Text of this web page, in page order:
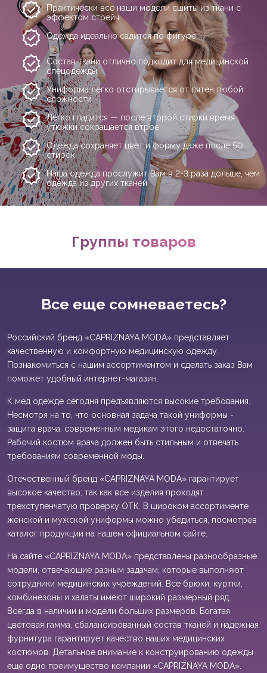
Практически все наши модели сшиты из ткани с
эффектом стрейч
Одежда идеально садится по фигуре
Состав ткани отлично подходит для медицинской
спецодежды
Униформа легко отстирывается от пятен любой
сложности
Легко гладится — после второй стирки время
утюжки сокращается втрое
Одежда сохраняет цвет и форму даже после 50
стирок
Наша одежда прослужит Вам в 2-3 раза дольше, чем
одежда из других тканей
Группы товаров
Все еще сомневаетесь?
Российский бренд «CAPRIZNAYA MODA» представляет
качественную и комфортную медицинскую одежду.
Познакомиться с нашим ассортиментом и сделать заказ Вам
поможет удобный интернет-магазин.
К мед одежде сегодня предъявляются высокие требования.
Несмотря на то, что основная задача такой униформы -
защита врача, современным медикам этого недостаточно.
Рабочий костюм врача должен быть стильным и отвечать
требованиям современной моды.
Отечественный бренд «CAPRIZNAYA MODA» гарантирует
высокое качество, так как все изделия проходят
трехступенчатую проверку ОТК. В широком ассортименте
женской и мужской униформы можно убедиться, посмотрев
каталог продукции на нашем официальном сайте.
На сайте «CAPRIZNAYA MODA» представлены разнообразные
модели, отвечающие разным задачам, которые выполняют
сотрудники медицинских учреждений. Все брюки, куртки,
комбинезоны и халаты имеют широкий размерный ряд.
Всегда в наличии и модели больших размеров. Богатая
цветовая гамма, сбалансированный состав тканей и надежная
фурнитура гарантирует качество наших медицинских
костюмов. Детальное внимание к конструированию одежды
еще одно преимущество компании «CAPRIZNAYA MODA».